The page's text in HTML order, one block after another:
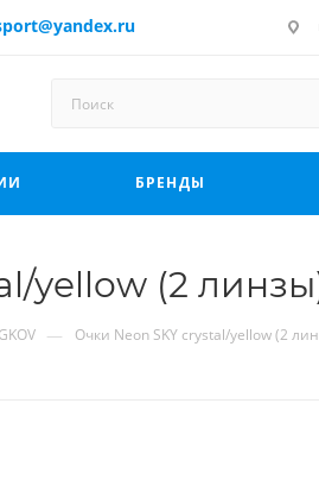
БРЕНДЫ
yellow (2 линзы)
— Очки Neon SKY crystal/yellow (2